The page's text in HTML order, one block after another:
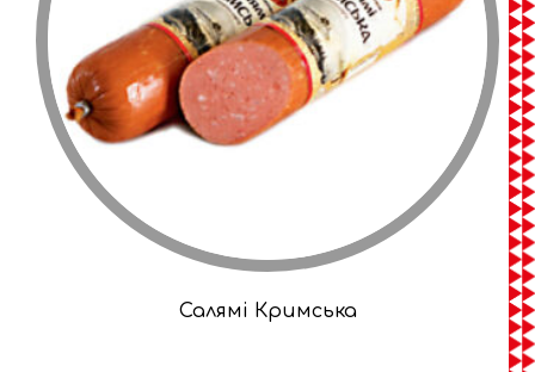
Салямі Кримська